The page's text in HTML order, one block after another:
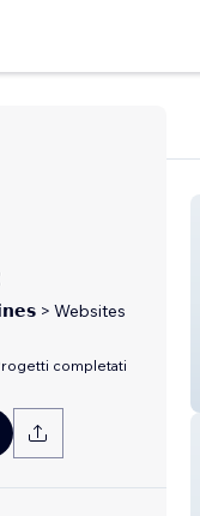
> Websites
completati